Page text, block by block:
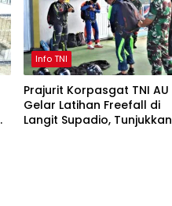
Info TNI
Prajurit Korpasgat TNI AU
Gelar Latihan Freefall di
Langit Supadio, Tunjukkan